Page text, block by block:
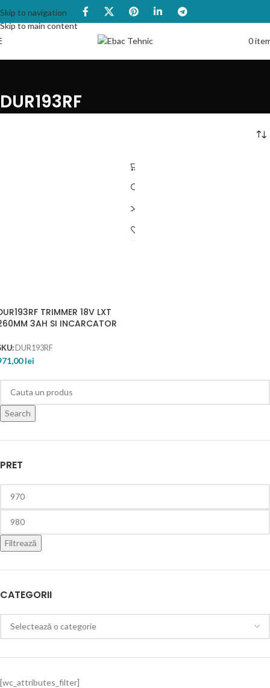
Skip to navigation
Skip to main content
0
DUR193RF
Search
PRET
Filtrează
CATEGORII
[wc_attributes_filter]
TRIMMER 18V LXT
3AH SI INCARCATOR
DUR193RF
lei